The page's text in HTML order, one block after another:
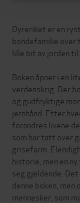
Dyreriket er en
bondefamilie over
lille bit av jorden
Boken åpner i en
verdenskrig. Der
og gudfryktige
jernhånd. Etter
forandres livene
som har tatt over
grisefarm.
historie, men en
seg gjeldende.
denne boken, men
mennesker, som